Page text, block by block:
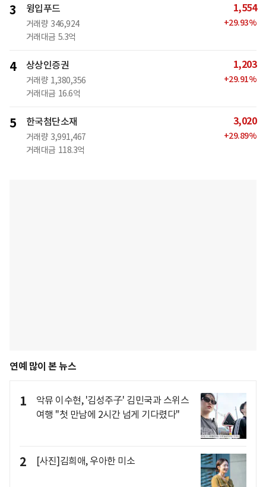
3 윙입푸드
거래량 346,924
거래대금 5.3억
1,554
+29.93%
4 상상인증권
거래량 1,380,356
거래대금 16.6억
1,203
+29.91%
5 한국첨단소재
거래량 3,991,467
거래대금 118.3억
3,020
+29.89%
연예 많이 본 뉴스
1
악뮤 이수현, '김성주子' 김민국과 스위스
여행 "첫 만남에 2시간 넘게 기다렸다"
2 [사진]김희애, 우아한 미소